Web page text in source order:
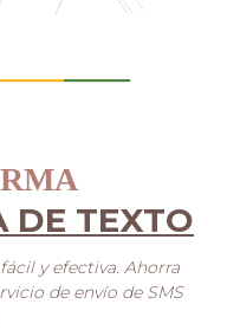
DE TEXTO
y efectiva. Ahorra
de envío de SMS